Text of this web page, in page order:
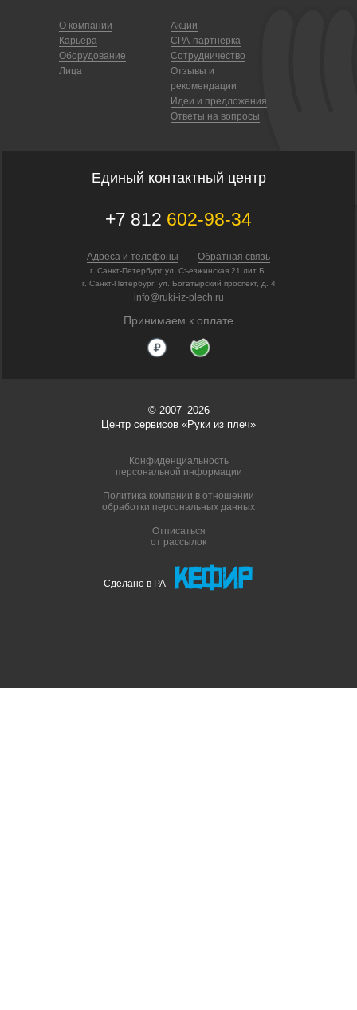
О компании
Карьера
Оборудование
Лица
Акции
CPA-партнерка
Сотрудничество
Отзывы и
рекомендации
Идеи и предложения
Ответы на вопросы
Единый контактный центр
+7 812 602-98-34
Адреса и телефоны Обратная связь
г. Санкт-Петербург ул. Съезжинская 21 лит Б.
г. Санкт-Петербург, ул. Богатырский проспект, д. 4
info@ruki-iz-plech.ru
Принимаем к оплате
© 2007–2026
Центр сервисов «Руки из плеч»
Конфиденциальность
персональной информации
Политика компании в отношении
обработки персональных данных
Отписаться
от рассылок
Сделано в РА